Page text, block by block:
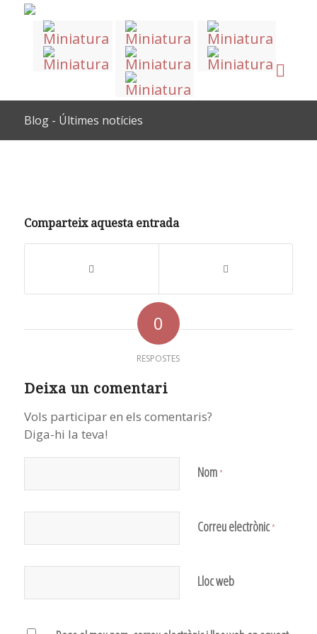
Blog - Últimes notícies
Comparteix aquesta entrada
0
RESPOSTES
Deixa un comentari
Vols participar en els comentaris?
Diga-hi la teva!
Nom*
Correu electrònic*
Lloc web